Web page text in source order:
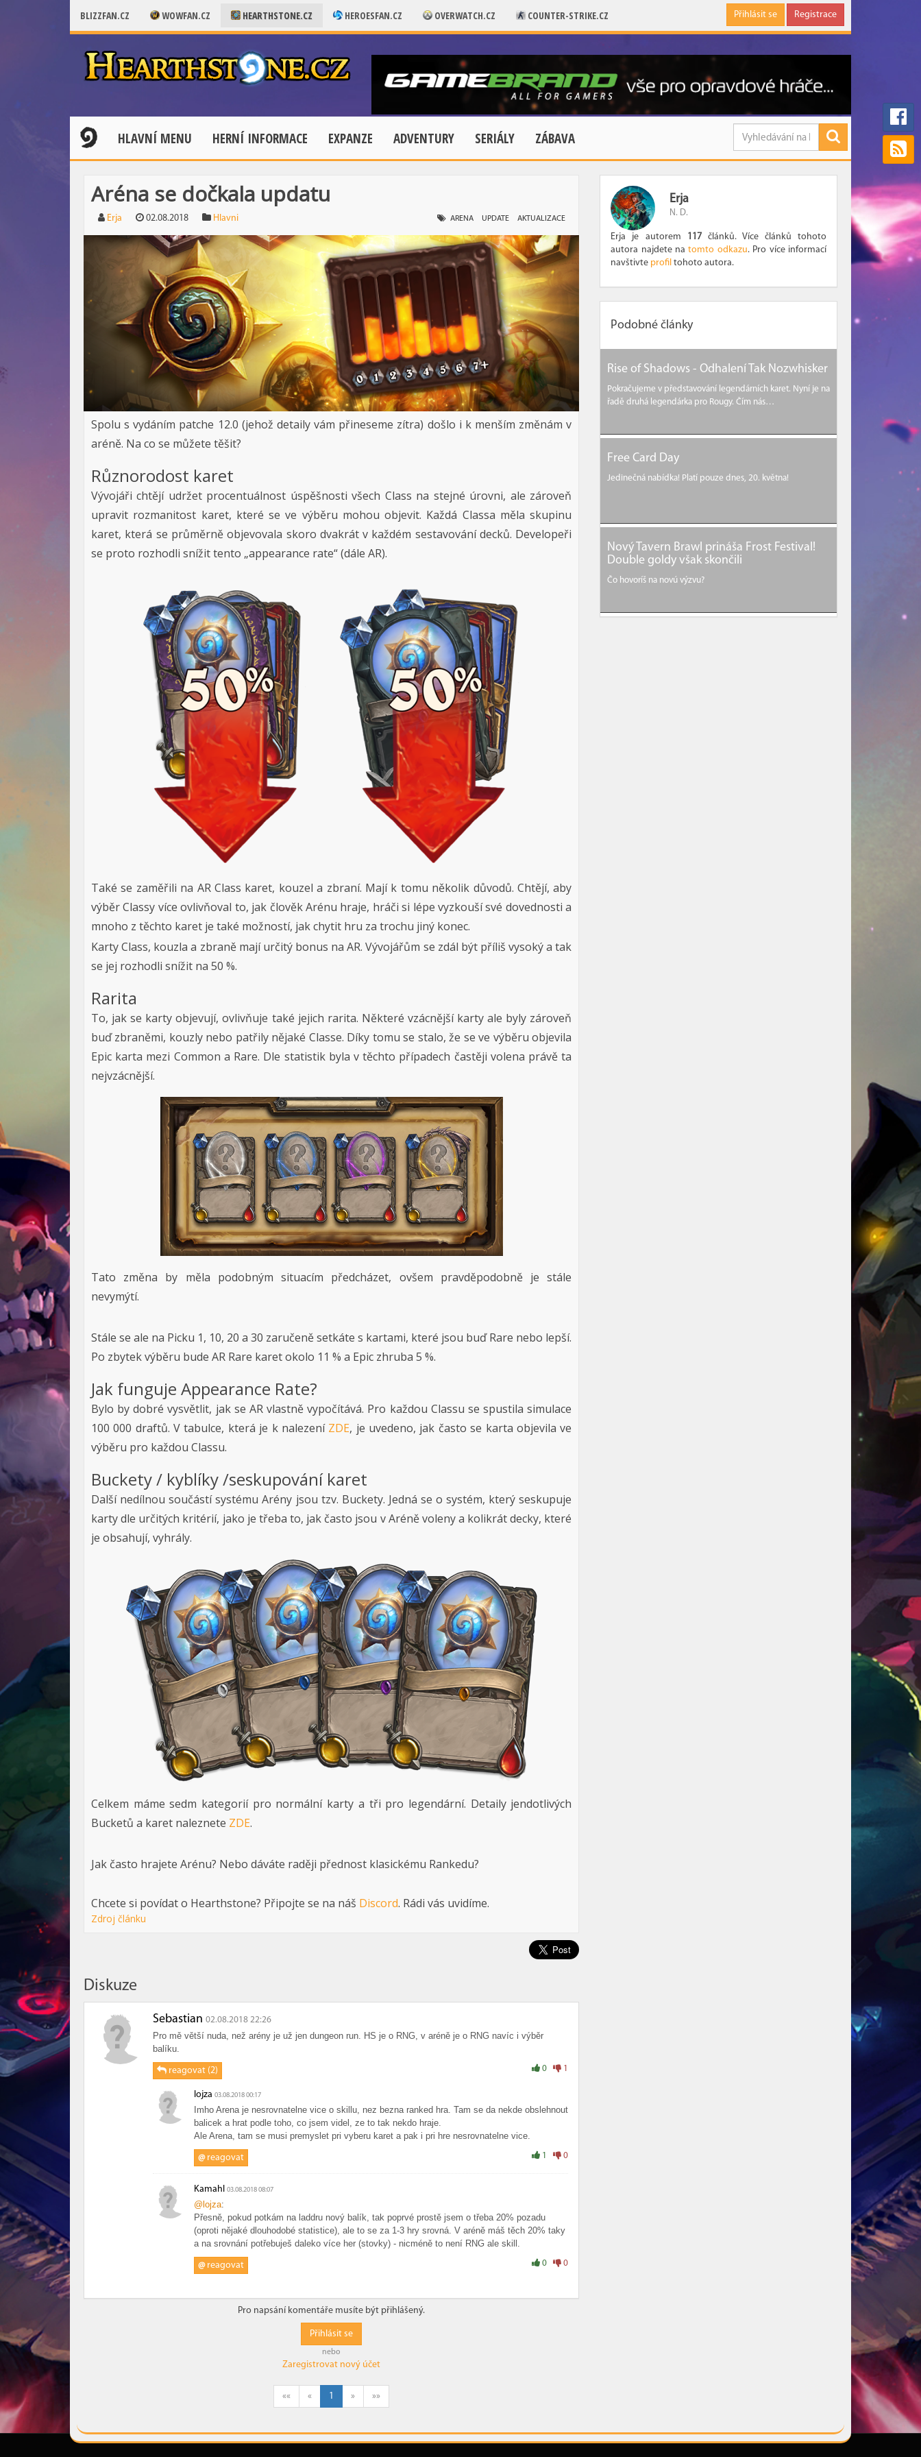
BLIZZFAN.CZ WOWFAN.CZ HEARTHSTONE.CZ HEROESFAN.CZ OVERWATCH.CZ COUNTER-STRIKE.CZ Přihlásit se Registrace
HLAVNÍ MENU HERNÍ INFORMACE EXPANZE ADVENTURY SERIÁLY ZÁBAVA
Aréna se dočkala updatu
Erja 02.08.2018 Hlavni ARENA UPDATE AKTUALIZACE
Spolu s vydáním patche 12.0 (jehož detaily vám přineseme zítra) došlo i k menším změnám v
aréně. Na co se můžete těšit?
Různorodost karet
Vývojáři chtějí udržet procentuálnost úspěšnosti všech Class na stejné úrovni, ale zároveň
upravit rozmanitost karet, které se ve výběru mohou objevit. Každá Classa měla skupinu
karet, která se průměrně objevovala skoro dvakrát v každém sestavování decků. Developeři
se proto rozhodli snížit tento „appearance rate“ (dále AR).
Také se zaměřili na AR Class karet, kouzel a zbraní. Mají k tomu několik důvodů. Chtějí, aby
výběr Classy více ovlivňoval to, jak člověk Arénu hraje, hráči si lépe vyzkouší své dovednosti a
mnoho z těchto karet je také možností, jak chytit hru za trochu jiný konec.
Karty Class, kouzla a zbraně mají určitý bonus na AR. Vývojářům se zdál být příliš vysoký a tak
se jej rozhodli snížit na 50 %.
Rarita
To, jak se karty objevují, ovlivňuje také jejich rarita. Některé vzácnější karty ale byly zároveň
buď zbraněmi, kouzly nebo patřily nějaké Classe. Díky tomu se stalo, že se ve výběru objevila
Epic karta mezi Common a Rare. Dle statistik byla v těchto případech častěji volena právě ta
nejvzácnější.
Tato změna by měla podobným situacím předcházet, ovšem pravděpodobně je stále
nevymýtí.
Stále se ale na Picku 1, 10, 20 a 30 zaručeně setkáte s kartami, které jsou buď Rare nebo lepší.
Po zbytek výběru bude AR Rare karet okolo 11 % a Epic zhruba 5 %.
Jak funguje Appearance Rate?
Bylo by dobré vysvětlit, jak se AR vlastně vypočítává. Pro každou Classu se spustila simulace
100 000 draftů. V tabulce, která je k nalezení ZDE, je uvedeno, jak často se karta objevila ve
výběru pro každou Classu.
Buckety / kyblíky /seskupování karet
Další nedílnou součástí systému Arény jsou tzv. Buckety. Jedná se o systém, který seskupuje
karty dle určitých kritérií, jako je třeba to, jak často jsou v Aréně voleny a kolikrát decky, které
je obsahují, vyhrály.
Celkem máme sedm kategorií pro normální karty a tři pro legendární. Detaily jendotlivých
Bucketů a karet naleznete ZDE.
Jak často hrajete Arénu? Nebo dáváte raději přednost klasickému Rankedu?
Chcete si povídat o Hearthstone? Připojte se na náš Discord. Rádi vás uvidíme.
Zdroj článku
Erja
N. D.
Erja je autorem 117článků. Více článků tohoto
autora najdete natomto odkazu. Pro více informací
navštivte profil tohoto autora.
Podobné články
Rise of Shadows - Odhalení Tak Nozwhisker
Pokračujeme v představování legendárních karet. Nyní je na
řadě druhá legendárka pro Rougy. Čím nás…
Free Card Day
Jedinečná nabídka! Platí pouze dnes, 20. května!
Nový Tavern Brawl prináša Frost Festival!
Double goldy však skončili
Čo hovoríš na novú výzvu?
Diskuze
Sebastian 02.08.2018 22:26
Pro mě větší nuda, než arény je už jen dungeon run. HS je o RNG, v aréně je o RNG navíc i výběr
balíku.
reagovat (2) 0 1
lojza 03.08.2018 00:17
Imho Arena je nesrovnatelne vice o skillu, nez bezna ranked hra. Tam se da nekde obslehnout
balicek a hrat podle toho, co jsem videl, ze to tak nekdo hraje.
Ale Arena, tam se musi premyslet pri vyberu karet a pak i pri hre nesrovnatelne vice.
@reagovat 1 0
Kamahl 03.08.2018 08:07
@lojza:
Přesně, pokud potkám na laddru nový balík, tak poprvé prostě jsem o třeba 20% pozadu
(oproti nějaké dlouhodobé statistice), ale to se za 1-3 hry srovná. V aréně máš těch 20% taky
a na srovnání potřebuješ daleko více her (stovky) - nicméně to není RNG ale skill.
@reagovat 0 0
Pro napsání komentáře musíte být přihlášený.
Přihlásit se
nebo
Zaregistrovat nový účet
«« « 1 » »»